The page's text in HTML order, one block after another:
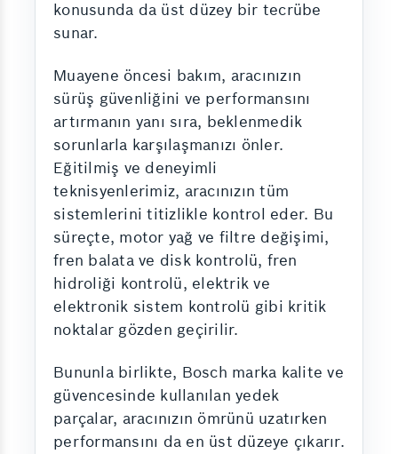
konusunda da üst düzey bir tecrübe
sunar.
Muayene öncesi bakım, aracınızın
sürüş güvenliğini ve performansını
artırmanın yanı sıra, beklenmedik
sorunlarla karşılaşmanızı önler.
Eğitilmiş ve deneyimli
teknisyenlerimiz, aracınızın tüm
sistemlerini titizlikle kontrol eder. Bu
süreçte, motor yağ ve filtre değişimi,
fren balata ve disk kontrolü, fren
hidroliği kontrolü, elektrik ve
elektronik sistem kontrolü gibi kritik
noktalar gözden geçirilir.
Bununla birlikte, Bosch marka kalite ve
güvencesinde kullanılan yedek
parçalar, aracınızın ömrünü uzatırken
performansını da en üst düzeye çıkarır.